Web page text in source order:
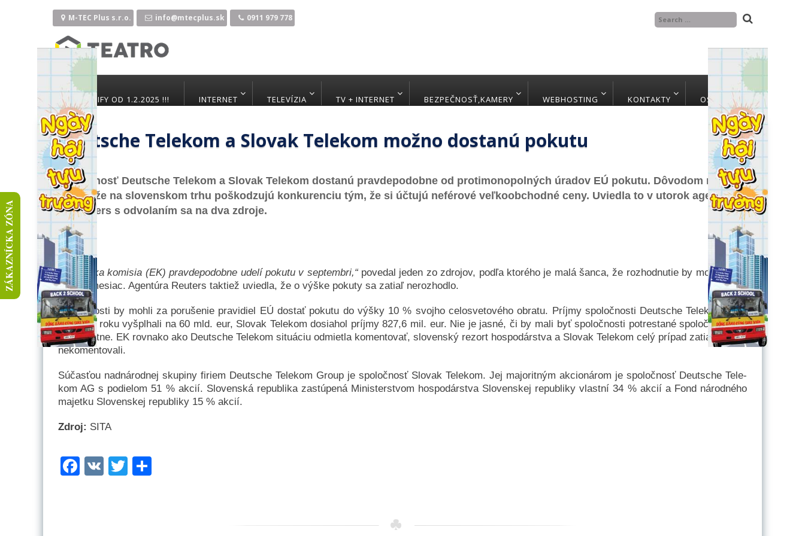
Preskočiť
na
obsah
M-TEC Plus s.r.o. info@mtecplus.sk 0911 979 778
NOVÉ TARIFY OD 1.2.2025 !!! INTERNET TELEVÍZIA TV + INTERNET BEZPEČNOSŤ,KAMERY WEBHOSTING KONTAKTY OSTATNÉ
Deutsche Telekom a Slovak Telekom možno dostanú pokutu
27. júna 2014
Spo­loč­nosť Deutsche Te­le­kom a Slo­vak Te­le­kom dos­ta­nú prav­de­po­dob­ne od proti­mo­no­pol­ných úra­dov EÚ po­ku­tu. Dô­vo­dom má
byť to, že na slo­ven­skom tr­hu poš­ko­dzu­jú kon­ku­ren­ciu tým, že si úč­tu­jú ne­fé­ro­vé veľ­koob­chod­né ce­ny. Uvied­la to v uto­rok agen­tú­
ra Reu­ters s od­vo­la­ním sa na dva zdro­je.
„Európ­ska ko­mi­sia (EK) prav­de­po­dob­ne ude­lí po­ku­tu v sep­tem­bri,“ po­ve­dal je­den zo zdro­jov, pod­ľa kto­ré­ho je ma­lá šan­ca, že roz­hod­nu­tie by moh­lo prísť
bu­dú­ci me­siac. Agen­tú­ra Reu­ters tak­tiež uvied­la, že o vý­ške po­ku­ty sa za­tiaľ ne­roz­hod­lo.
Spo­loč­nos­ti by moh­li za po­ru­še­nie pra­vi­diel EÚ dos­tať po­ku­tu do vý­šky 10 % svoj­ho ce­los­ve­to­vé­ho ob­ra­tu. Príj­my spo­loč­nos­ti Deutsche Te­le­kom sa v
mi­nu­lom ro­ku vy­špl­ha­li na 60 mld. eur, Slo­vak Te­le­kom do­sia­hol príj­my 827,6 mil. eur. Nie je jas­né, či by ma­li byť spo­loč­nos­ti pot­res­ta­né spo­loč­ne ale­bo
sa­mos­tat­ne. EK rov­na­ko ako Deutsche Te­le­kom si­tuáciu od­miet­la ko­men­to­vať, slo­ven­ský re­zort hos­po­dár­stva a Slo­vak Te­le­kom ce­lý prí­pad za­tiaľ tak­tiež
ne­ko­men­to­va­li.
Sú­čas­ťou nad­ná­rod­nej sku­pi­ny fi­riem Deutsche Te­le­kom Group je spo­loč­nosť Slo­vak Te­le­kom. Jej ma­jo­rit­ným ak­cio­ná­rom je spo­loč­nosť Deutsche Te­le­
kom AG s po­die­lom 51 % ak­cií. Slo­ven­ská re­pub­li­ka za­stú­pe­ná Mi­nis­ter­stvom hos­po­dár­stva Slo­ven­skej re­pub­li­ky vlas­tní 34 % ak­cií a Fond ná­rod­né­ho
ma­jet­ku Slo­ven­skej re­pub­li­ky 15 % ak­cií.
Zdroj: SITA
Facebook
VKTwitter
ZÁKAZNÍCKA ZÓNA